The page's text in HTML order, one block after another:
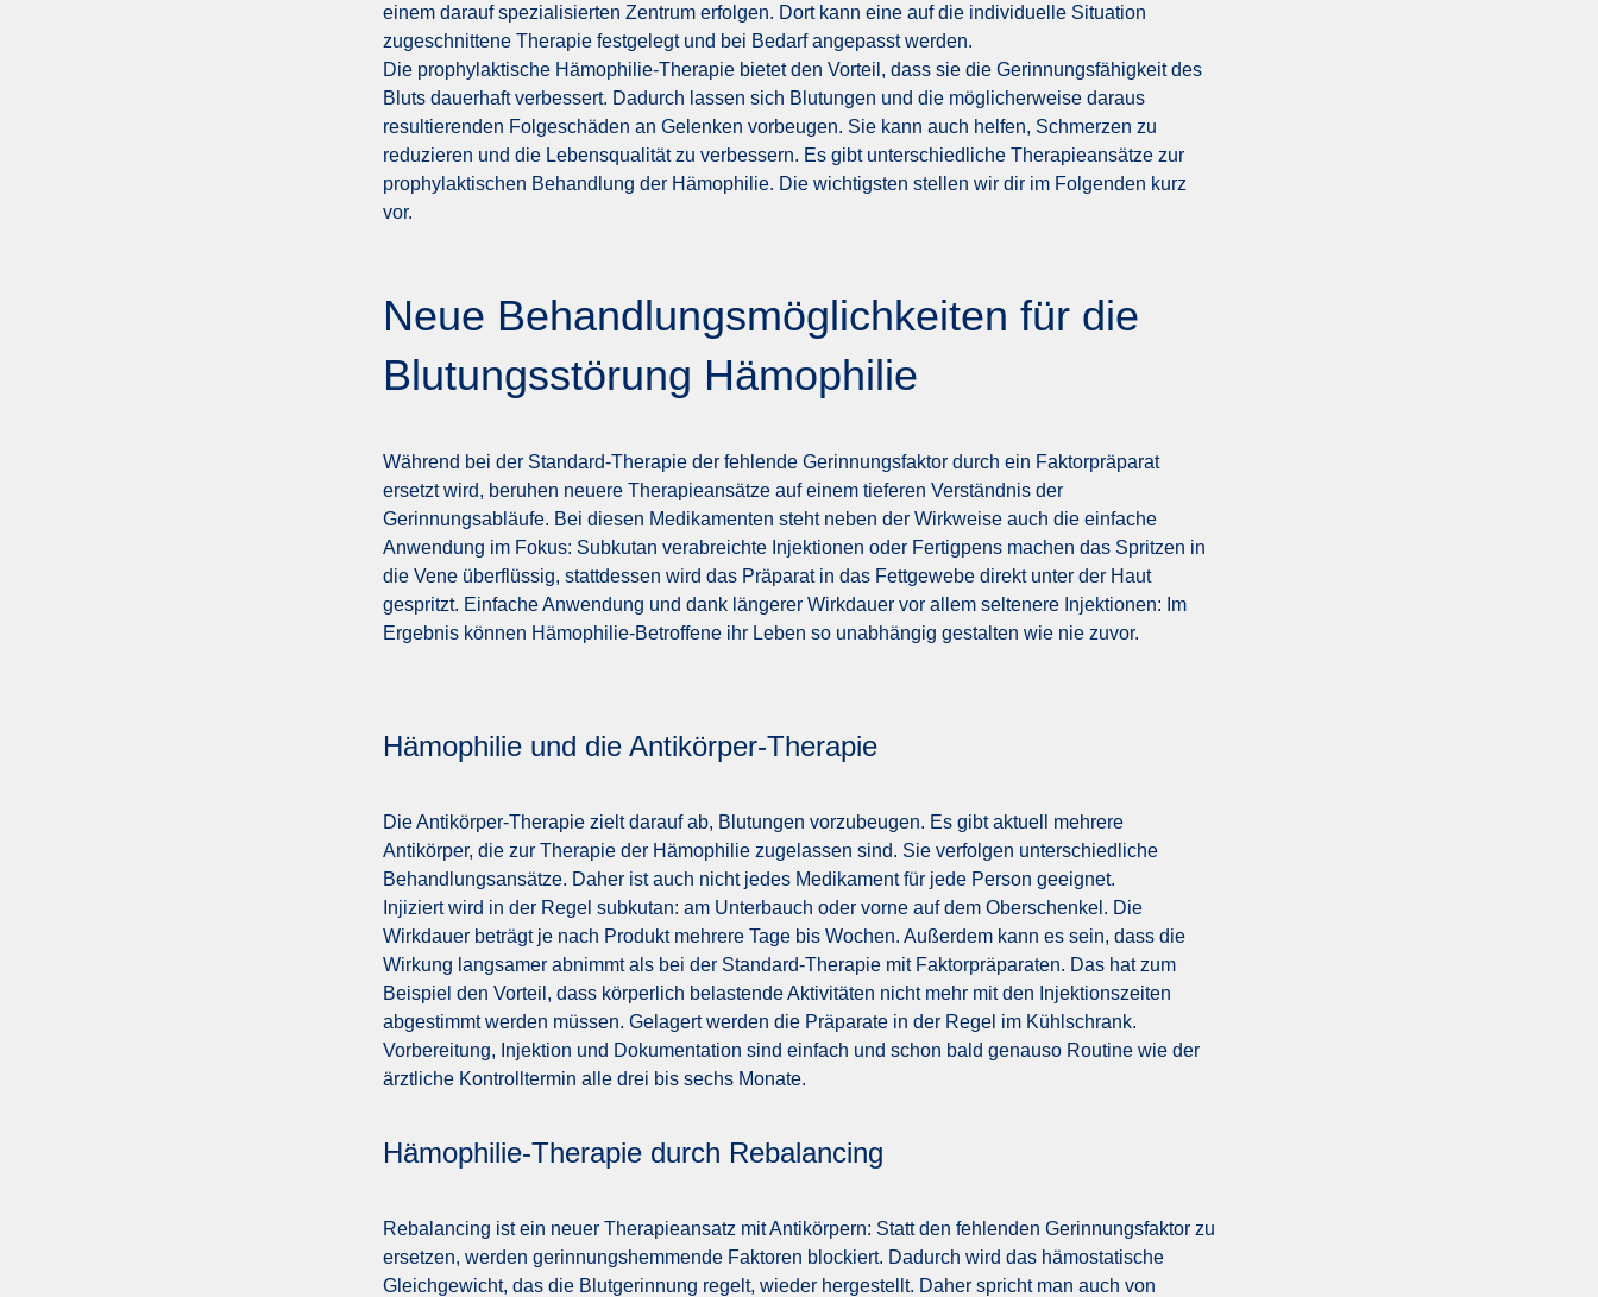
einem darauf spezialisierten Zentrum erfolgen. Dort kann eine auf die individuelle Situation
zugeschnittene Therapie festgelegt und bei Bedarf angepasst werden.
Die prophylaktische Hämophilie-Therapie bietet den Vorteil, dass sie die Gerinnungsfähigkeit des
Bluts dauerhaft verbessert. Dadurch lassen sich Blutungen und die möglicherweise daraus
resultierenden Folgeschäden an Gelenken vorbeugen. Sie kann auch helfen, Schmerzen zu
reduzieren und die Lebensqualität zu verbessern. Es gibt unterschiedliche Therapieansätze zur
prophylaktischen Behandlung der Hämophilie. Die wichtigsten stellen wir dir im Folgenden kurz
vor.
Neue Behandlungsmöglichkeiten für die
Blutungsstörung Hämophilie
Während bei der Standard-Therapie der fehlende Gerinnungsfaktor durch ein Faktorpräparat
ersetzt wird, beruhen neuere Therapieansätze auf einem tieferen Verständnis der
Gerinnungsabläufe. Bei diesen Medikamenten steht neben der Wirkweise auch die einfache
Anwendung im Fokus: Subkutan verabreichte Injektionen oder Fertigpens machen das Spritzen in
die Vene überflüssig, stattdessen wird das Präparat in das Fettgewebe direkt unter der Haut
gespritzt. Einfache Anwendung und dank längerer Wirkdauer vor allem seltenere Injektionen: Im
Ergebnis können Hämophilie-Betroffene ihr Leben so unabhängig gestalten wie nie zuvor.
Hämophilie und die Antikörper-Therapie
Die Antikörper-Therapie zielt darauf ab, Blutungen vorzubeugen. Es gibt aktuell mehrere
Antikörper, die zur Therapie der Hämophilie zugelassen sind. Sie verfolgen unterschiedliche
Behandlungsansätze. Daher ist auch nicht jedes Medikament für jede Person geeignet.
Injiziert wird in der Regel subkutan: am Unterbauch oder vorne auf dem Oberschenkel. Die
Wirkdauer beträgt je nach Produkt mehrere Tage bis Wochen. Außerdem kann es sein, dass die
Wirkung langsamer abnimmt als bei der Standard-Therapie mit Faktorpräparaten. Das hat zum
Beispiel den Vorteil, dass körperlich belastende Aktivitäten nicht mehr mit den Injektionszeiten
abgestimmt werden müssen. Gelagert werden die Präparate in der Regel im Kühlschrank.
Vorbereitung, Injektion und Dokumentation sind einfach und schon bald genauso Routine wie der
ärztliche Kontrolltermin alle drei bis sechs Monate.
Hämophilie-Therapie durch Rebalancing
Rebalancing ist ein neuer Therapieansatz mit Antikörpern: Statt den fehlenden Gerinnungsfaktor zu
ersetzen, werden gerinnungshemmende Faktoren blockiert. Dadurch wird das hämostatische
Gleichgewicht, das die Blutgerinnung regelt, wieder hergestellt. Daher spricht man auch von